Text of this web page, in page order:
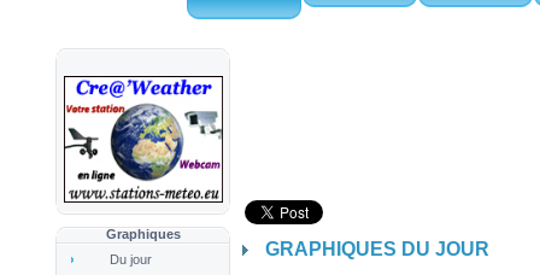
Graphiques
Du jour
GRAPHIQUES DU JOUR